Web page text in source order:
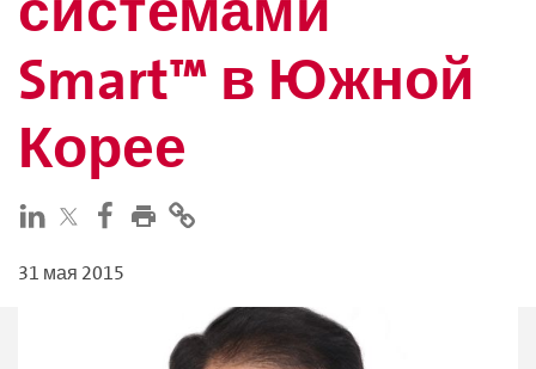
Smart™ в Южной
Корее
31 мая 2015